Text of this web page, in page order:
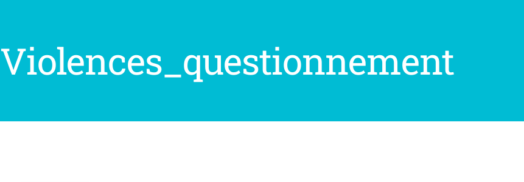
Violences_questionnement